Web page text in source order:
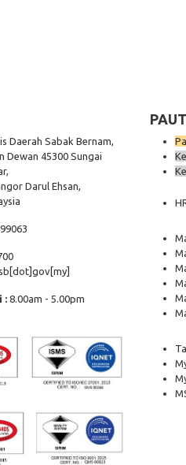
Daerah Sabak Bernam,
Dewan 45300 Sungai
Darul Ehsan,
: 8.00am - 5.00pm